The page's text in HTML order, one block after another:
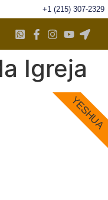
+1 (215) 307-2329
Igreja
YESHUA